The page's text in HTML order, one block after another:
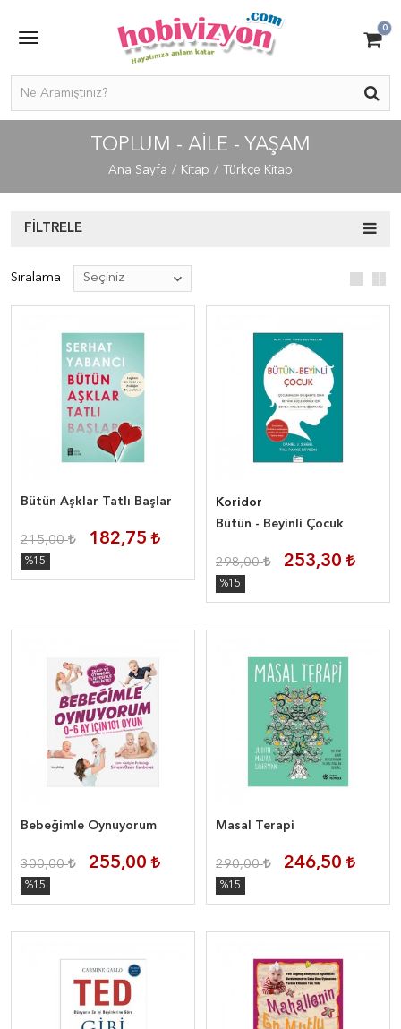
0
TOPLUM - AILE - YAŞAM
Ana Sayfa Kitap Türkçe Kitap
FILTRELE
Sıralama
Bütün Aşklar Tatlı Başlar
215,00 182,75
%15
Koridor
Bütün - Beyinli Çocuk
298,00 253,30
%15
Bebeğimle Oynuyorum
300,00 255,00
%15
Masal Terapi
290,00 246,50
%15